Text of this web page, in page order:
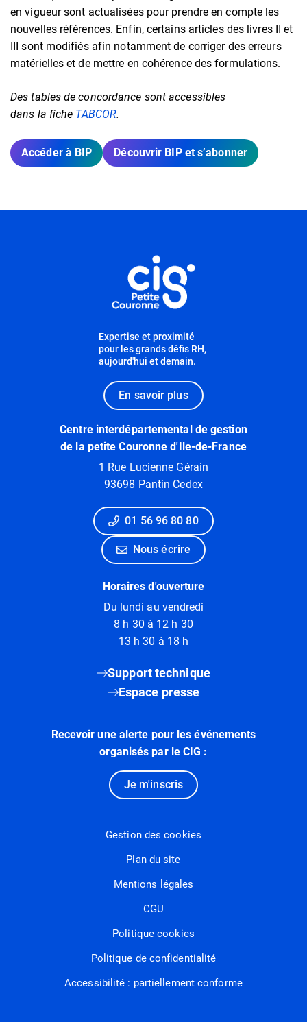
en vigueur sont actualisées pour prendre en compte les
nouvelles références. Enfin, certains articles des livres II et
III sont modifiés afin notamment de corriger des erreurs
matérielles et de mettre en cohérence des formulations.
Des tables de concordance sont accessibles
dans la fiche TABCOR.
Accéder à BIP Découvrir BIP et s’abonner
Expertise et proximité
pour les grands défis RH,
aujourd'hui et demain.
En savoir plus
Centre interdépartemental de gestion
de la petite Couronne d'Ile-de-France
1 Rue Lucienne Gérain
93698 Pantin Cedex
01 56 96 80 80
Nous écrire
Horaires d'ouverture
Du lundi au vendredi
8 h 30 à 12 h 30
13 h 30 à 18 h
Support technique
Espace presse
Recevoir une alerte pour les événements
organisés par le CIG :
Je m'inscris
Gestion des cookies
Plan du site
Mentions légales
CGU
Politique cookies
Politique de confidentialité
Accessibilité : partiellement conforme